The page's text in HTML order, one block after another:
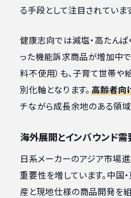
る手段として注目されていま
健康志向では減塩・高たんぱ
った機能訴求商品が増加中
料不使用）も、子育て世帯
別化軸となります。 高齢者向
チながら成長余地のある領域
海外展開とインバウンド需
日系メーカーのアジア市場
重要性を増しています。中国
産と現地仕様の商品開発を